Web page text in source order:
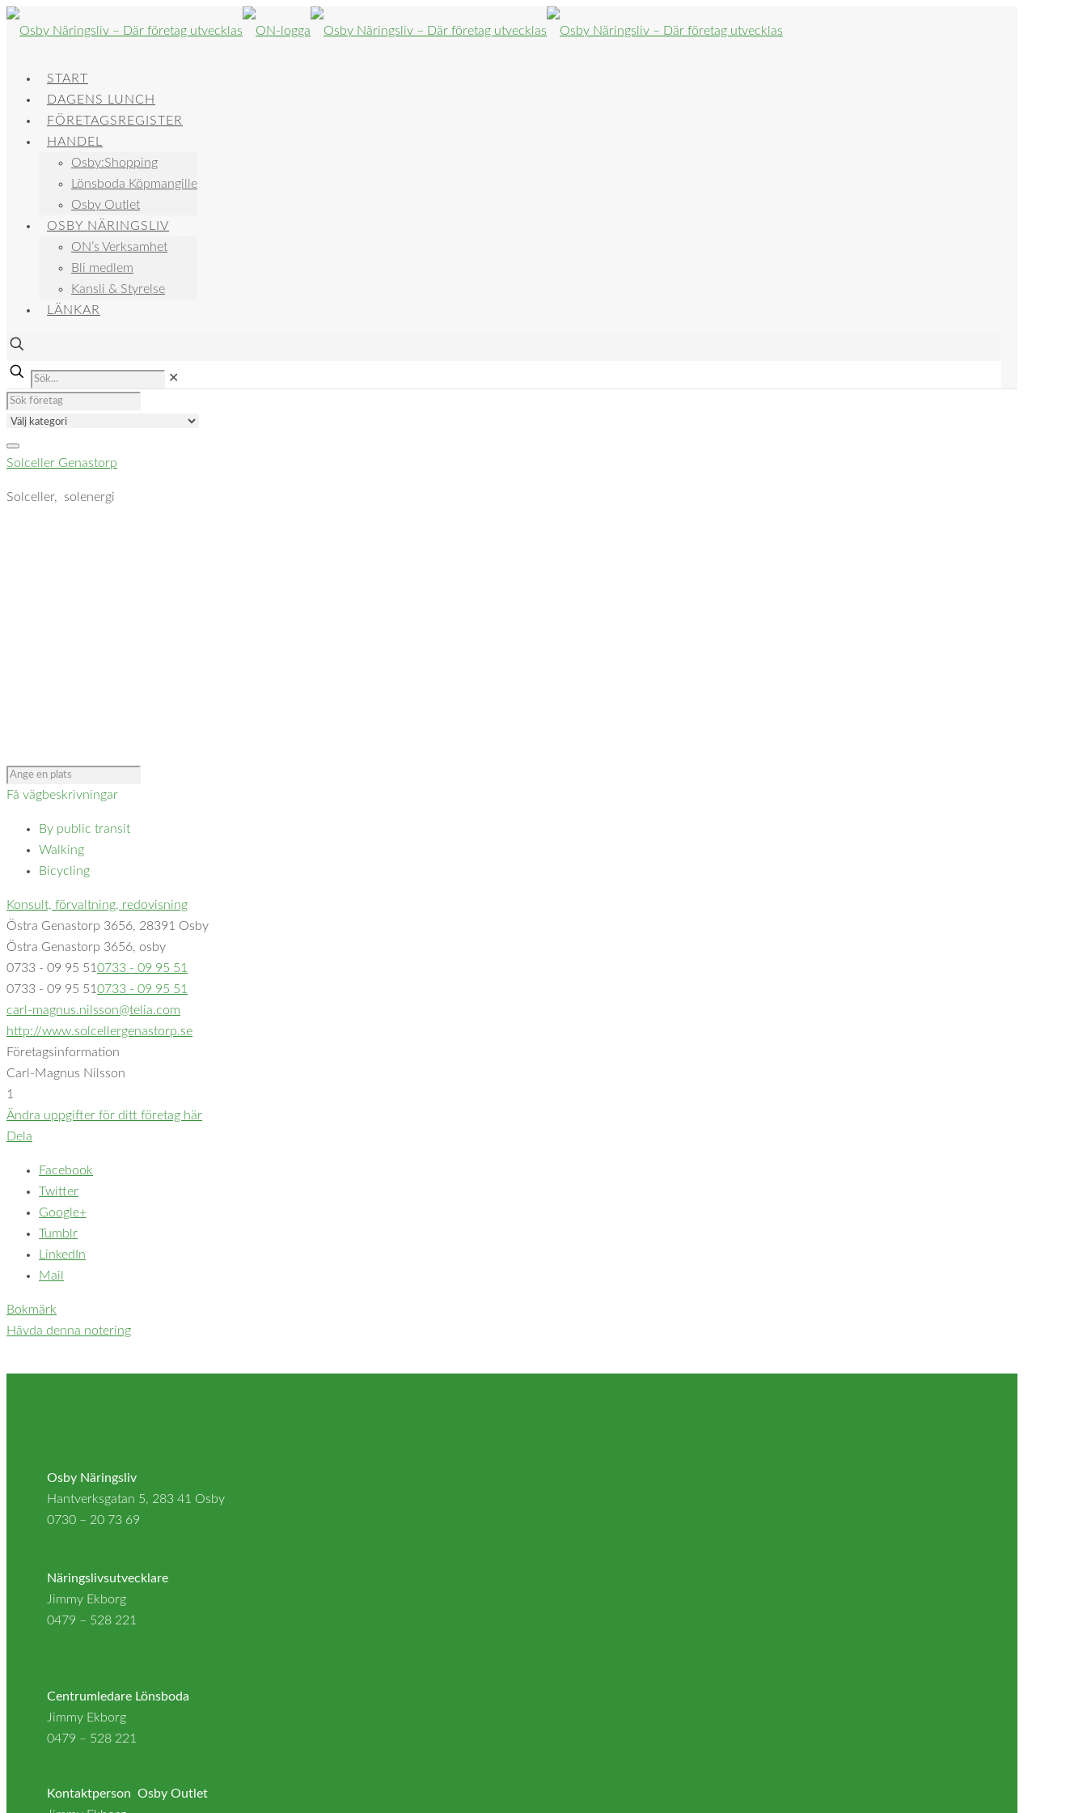
START
DAGENS LUNCH
FÖRETAGSREGISTER
HANDEL
Osby:Shopping
Lönsboda Köpmangille
Osby Outlet
OSBY NÄRINGSLIV
ON’s Verksamhet
Bli medlem
Kansli & Styrelse
LÄNKAR
✕
Solceller Genastorp
Solceller, solenergi
Få vägbeskrivningar
By public transit
Walking
Bicycling
Konsult, förvaltning, redovisning
Östra Genastorp 3656, 28391 Osby
Östra Genastorp 3656, osby
0733 - 09 95 51 0733 - 09 95 51
0733 - 09 95 51 0733 - 09 95 51
carl-magnus.nilsson@telia.com
http://www.solcellergenastorp.se
Företagsinformation
Carl-Magnus Nilsson
1
Ändra uppgifter för ditt företag här
Dela
Facebook
Twitter
Google+
Tumblr
LinkedIn
Mail
Bokmärk
Hävda denna notering
Osby Näringsliv
Hantverksgatan 5, 283 41 Osby
0730 – 20 73 69
Näringslivsutvecklare
Jimmy Ekborg
0479 – 528 221
Centrumledare Lönsboda
Jimmy Ekborg
0479 – 528 221
Kontaktperson Osby Outlet